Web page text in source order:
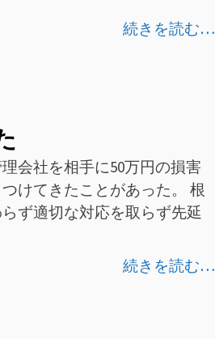
続きを読む…
会社を相手に50万円の損害
けてきたことがあった。 根
ず適切な対応を取らず先延
続きを読む…